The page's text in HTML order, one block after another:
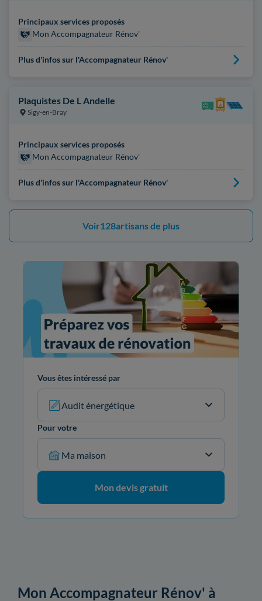
Principaux services proposés
Mon Accompagnateur Rénov'
Plus d'infos sur l'Accompagnateur Rénov'
Plaquistes De L Andelle
Sigy-en-Bray
Principaux services proposés
Mon Accompagnateur Rénov'
Plus d'infos sur l'Accompagnateur Rénov'
Voir128artisans de plus
Vous êtes intéressé par
Audit énergétique
Pour votre
Ma maison
Mon devis gratuit
Mon Accompagnateur Rénov' à